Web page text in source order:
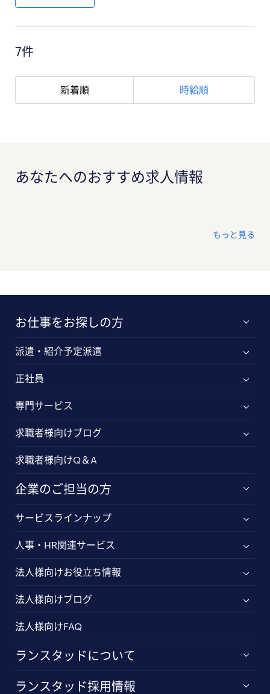
7件
新着順 時給順
あなたへのおすすめ求人情報
もっと見る
お仕事をお探しの方
派遣・紹介予定派遣
正社員
専門サービス
求職者様向けブログ
求職者様向けQ＆A
企業のご担当の方
サービスラインナップ
人事・HR関連サービス
法人様向けお役立ち情報
法人様向けブログ
法人様向けFAQ
ランスタッドについて
ランスタッド採用情報